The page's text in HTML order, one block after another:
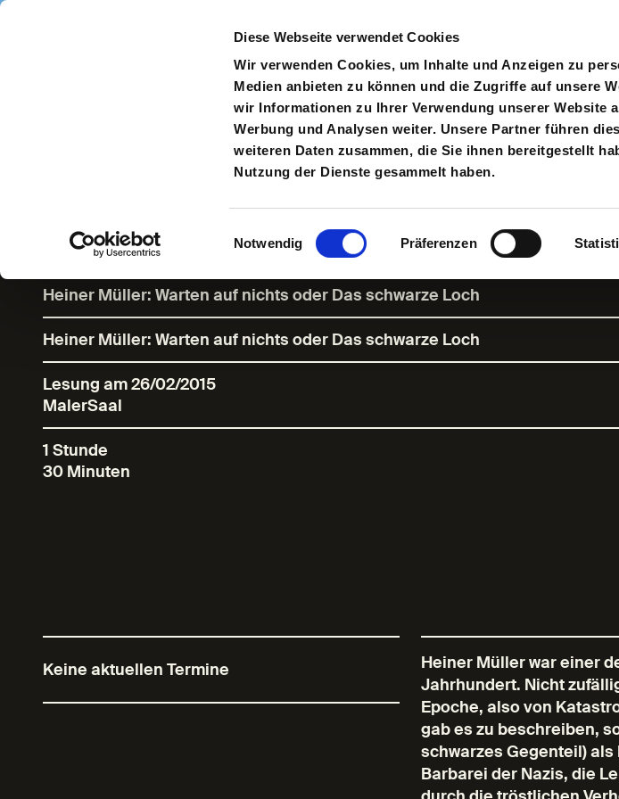
Diese Webseite verwendet Cookies
Wir verwenden Cookies, um Inhalte und Anzeigen zu
Medien anbieten zu können und die Zugriffe auf unsere
wir Informationen zu Ihrer Verwendung unserer Website
Werbung und Analysen weiter. Unsere Partner führen
weiteren Daten zusammen, die Sie ihnen bereitgestellt
Nutzung der Dienste gesammelt haben.
Einwilligungsauswahl
Notwendig Präferenzen
Direkt zum Inhalt
Spielplan Toggle search input
Die Zukunft ist
Geschichten vom
Heiner Müller: Warten auf nichts oder Das schwarze Loch
Heiner Müller: Warten auf nichts oder Das schwarze Loch
Lesung am 26/02/2015
MalerSaal
1 Stunde
30 Minuten
Keine aktuellen Termine
Heiner Müller war einer
Jahrhundert. Nicht
Epoche, also von
gab es zu beschreiben,
schwarzes Gegenteil)
Barbarei der Nazis, die